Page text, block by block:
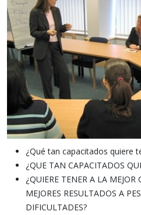
¿Qué tan capacitados quiere
¿QUE TAN CAPACITADOS
¿QUIERE TENER A LA MEJOR
MEJORES RESULTADOS A
DIFICULTADES?